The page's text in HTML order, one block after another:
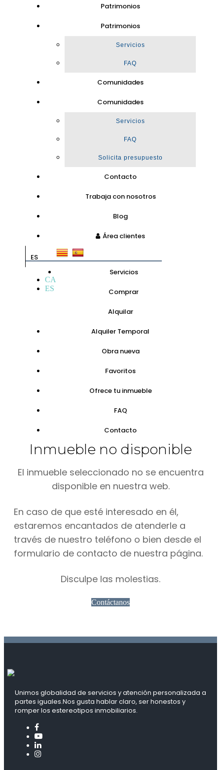
Patrimonios
Patrimonios
Servicios
FAQ
Comunidades
Comunidades
Servicios
FAQ
Solicita presupuesto
Contacto
Trabaja con nosotros
Blog
Área clientes
ES
CA
ES
Servicios
Comprar
Alquilar
Alquiler Temporal
Obra nueva
Favoritos
Ofrece tu inmueble
FAQ
Contacto
Inmueble no disponible
El inmueble seleccionado no se encuentra
disponible en nuestra web.
En caso de que esté interesado en él,
estaremos encantados de atenderle a
través de nuestro teléfono o bien desde el
formulario de contacto de nuestra página.
Disculpe las molestias.
Contáctanos
Unimos globalidad de servicios y atención personalizada a
partes iguales.Nos gusta hablar claro, ser honestos y
romper los estereotipos inmobiliarios.